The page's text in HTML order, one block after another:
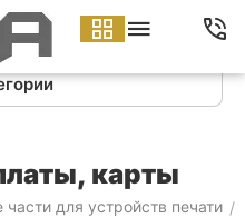
карты
для устройств печати /
Аккаунт